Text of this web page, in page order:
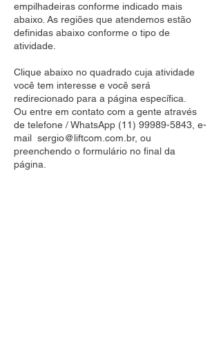
empilhadeiras conforme indicado mais
abaixo. As regiões que atendemos estão
definidas abaixo conforme o tipo de
atividade.
Clique abaixo no quadrado cuja atividade
você tem interesse e você será
redirecionado para a página específica.
Ou entre em contato com a gente através
de telefone / WhatsApp (11) 99989-5843 , e-
mail sergio@liftcom.com.br, ou
preenchendo o formulário no final da
página.